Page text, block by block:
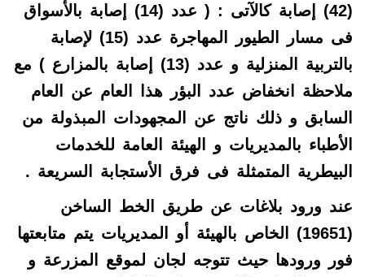
(42) إصابة كالآتى : ( عدد (14) إصابة بالأسواق
فى مسار الطيور المهاجرة عدد (15) لإصابة
بالتربية المنزلية و عدد (13) إصابة بالمزارع ) مع
ملاحظة انخفاض عدد البؤر هذا العام عن العام
السابق و ذلك ناتج عن المجهودات المبذولة من
الأطباء بالمديريات و الهيئة العامة للخدمات
البيطرية المتمثلة فى فرق الأستجابة السريعة .
عند ورود بلاغات عن طريق الخط الساخن
(19651) الخاص بالهيئة أو المديريات يتم متابعتها
فور ورودها حيث تتوجه لجان لموقع المزرعة و